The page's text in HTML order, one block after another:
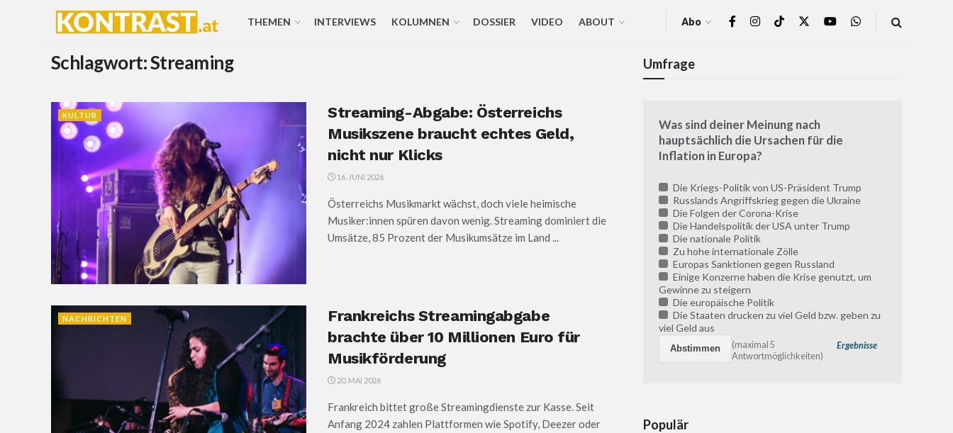
THEMEN INTERVIEWS KOLUMNEN DOSSIER VIDEO ABOUT Abo
Schlagwort:Streaming
KULTUR
Streaming-Abgabe: Österreichs
Musikszene braucht echtes Geld,
nicht nur Klicks
16. JUNI 2026
Österreichs Musikmarkt wächst, doch viele heimische
Musiker:innen spüren davon wenig. Streaming dominiert die
Umsätze, 85 Prozent der Musikumsätze im Land ...
NACHRICHTEN
Frankreichs Streamingabgabe
brachte über 10 Millionen Euro für
Musikförderung
20. MAI 2026
Frankreich bittet große Streamingdienste zur Kasse. Seit
Anfang 2024 zahlen Plattformen wie Spotify, Deezer oder
Umfrage
Was sind deiner Meinung nach
hauptsächlich die Ursachen für die
Inflation in Europa?
Die Kriegs-Politik von US-Präsident Trump
Russlands Angriffskrieg gegen die Ukraine
Die Folgen der Corona-Krise
Die Handelspolitik der USA unter Trump
Die nationale Politik
Zu hohe internationale Zölle
Europas Sanktionen gegen Russland
Einige Konzerne haben die Krise genutzt, um
Gewinne zu steigern
Die europäische Politik
Die Staaten drucken zu viel Geld bzw. geben zu
viel Geld aus
Ergebnisse
(maximal 5
Antwortmöglichkeiten)
Populär